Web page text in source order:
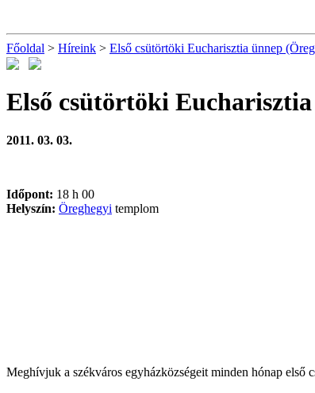
Főoldal > Híreink > Első csütörtöki Eucharisztia ünnep
Első csütörtöki
2011. 03. 03.
Időpont: 18 h 00
Helyszín: Öreghegyi templom
Meghívjuk a székváros egyházközségeit minden hónap első